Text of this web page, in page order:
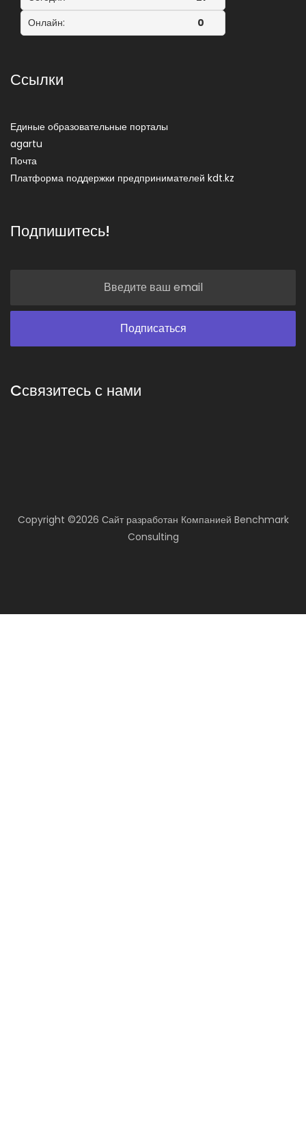
Онлайн:
0
Ссылки
Единые образовательные порталы
agartu
Почта
Платформа поддержки предпринимателей kdt.kz
Подпишитесь!
Cсвязитесь с нами
Copyright ©2026 Сайт разработан Компанией Benchmark
Consulting